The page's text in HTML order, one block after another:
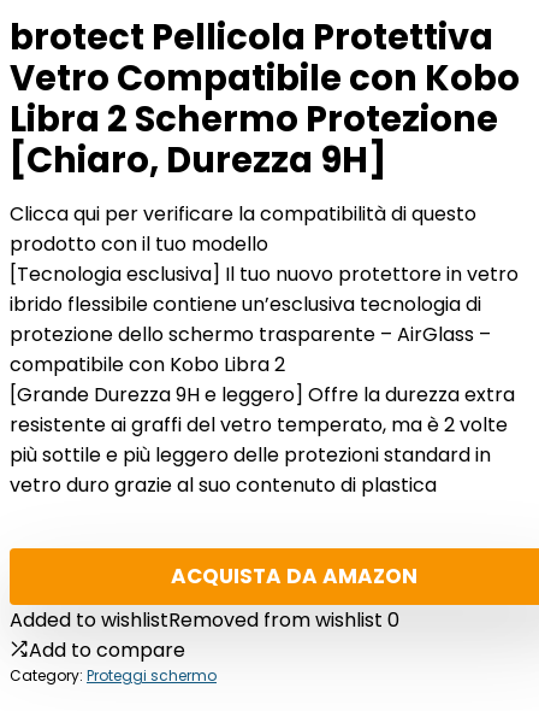
brotect Pellicola Protettiva
Vetro Compatibile con Kobo
Libra 2 Schermo Protezione
[Chiaro, Durezza 9H]
Clicca qui per verificare la compatibilità di questo
prodotto con il tuo modello
[Tecnologia esclusiva] Il tuo nuovo protettore in vetro
ibrido flessibile contiene un’esclusiva tecnologia di
protezione dello schermo trasparente – AirGlass –
compatibile con Kobo Libra 2
[Grande Durezza 9H e leggero] Offre la durezza extra
resistente ai graffi del vetro temperato, ma è 2 volte
più sottile e più leggero delle protezioni standard in
vetro duro grazie al suo contenuto di plastica
ACQUISTA DA AMAZON
Added to wishlistRemoved from wishlist 0
Add to compare
Category: Proteggi schermo